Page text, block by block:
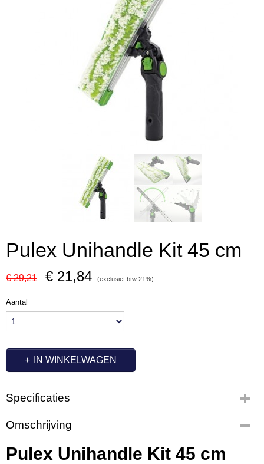
Pulex Unihandle Kit 45 cm
€ 29,21 € 21,84 (exclusief btw 21%)
Aantal
IN WINKELWAGEN
Specificaties
Productcode
OC7337
Omschrijving
Pulex Unihandle Kit 45 cm